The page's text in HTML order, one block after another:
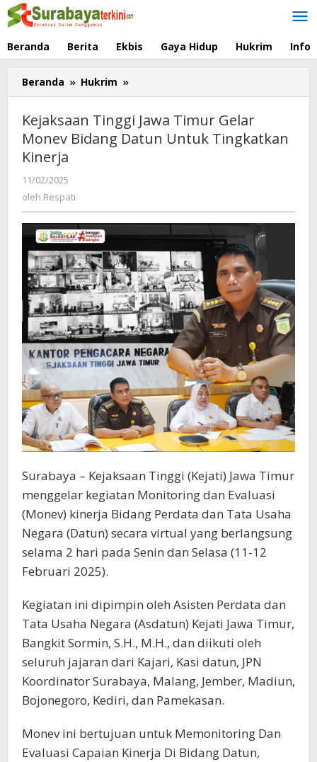
Lewati
ke
Beranda Berita Ekbis Gaya Hidup Hukrim Info
Beranda » Hukrim »
Tinggi
Timur
Gelar
Tingkatkan
Kejaksaan Tinggi Jawa Timur Gelar
Monev Bidang Datun Untuk Tingkatkan
Kinerja
11/02/2025
oleh Respati
Surabaya – Kejaksaan Tinggi (Kejati) Jawa Timur
menggelar kegiatan Monitoring dan Evaluasi
(Monev) kinerja Bidang Perdata dan Tata Usaha
Negara (Datun) secara virtual yang berlangsung
selama 2 hari pada Senin dan Selasa (11-12
Februari 2025).
Kegiatan ini dipimpin oleh Asisten Perdata dan
Tata Usaha Negara (Asdatun) Kejati Jawa Timur,
Bangkit Sormin, S.H., M.H., dan diikuti oleh
seluruh jajaran dari Kajari, Kasi datun, JPN
Koordinator Surabaya, Malang, Jember, Madiun,
Bojonegoro, Kediri, dan Pamekasan.
Monev ini bertujuan untuk Memonitoring Dan
Evaluasi Capaian Kinerja Di Bidang Datun,